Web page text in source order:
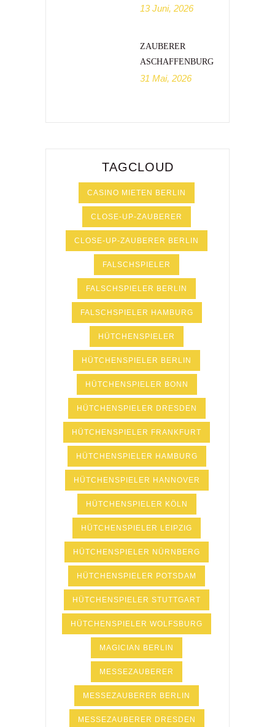
13 Juni, 2026
ZAUBERER
ASCHAFFENBURG
31 Mai, 2026
TAGCLOUD
CASINO MIETEN BERLIN
CLOSE-UP-ZAUBERER
CLOSE-UP-ZAUBERER BERLIN
FALSCHSPIELER
FALSCHSPIELER BERLIN
FALSCHSPIELER HAMBURG
HÜTCHENSPIELER
HÜTCHENSPIELER BERLIN
HÜTCHENSPIELER BONN
HÜTCHENSPIELER DRESDEN
HÜTCHENSPIELER FRANKFURT
HÜTCHENSPIELER HAMBURG
HÜTCHENSPIELER HANNOVER
HÜTCHENSPIELER KÖLN
HÜTCHENSPIELER LEIPZIG
HÜTCHENSPIELER NÜRNBERG
HÜTCHENSPIELER POTSDAM
HÜTCHENSPIELER STUTTGART
HÜTCHENSPIELER WOLFSBURG
MAGICIAN BERLIN
MESSEZAUBERER
MESSEZAUBERER BERLIN
MESSEZAUBERER DRESDEN